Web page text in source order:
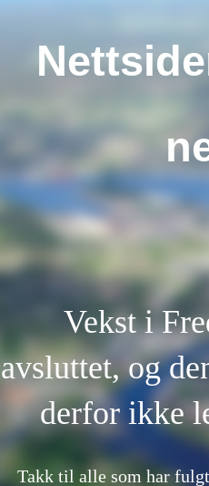
Vekst i
avsluttet, og
derfor ikke
Takk til alle som har